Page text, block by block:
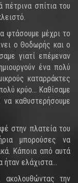
σπίτια του
φτάσουμε μέχρι το
ο Θοδωρής και ο
γιατί επέμεναν
ένα πολύ
καταρράκτες
κρύο… Καθίσαμε
καθυστερήσουμε
στην πλατεία του
μπορούσες να
Κάποια από αυτά
ήταν ελάχιστα…
την